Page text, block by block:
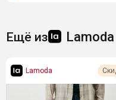
Ещё из Lamoda
Lamoda